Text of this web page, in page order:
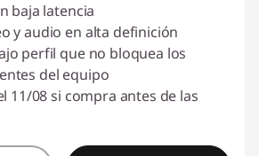
baja latencia
y audio en alta definición
perfil que no bloquea los
del equipo
11/08 si compra antes de las